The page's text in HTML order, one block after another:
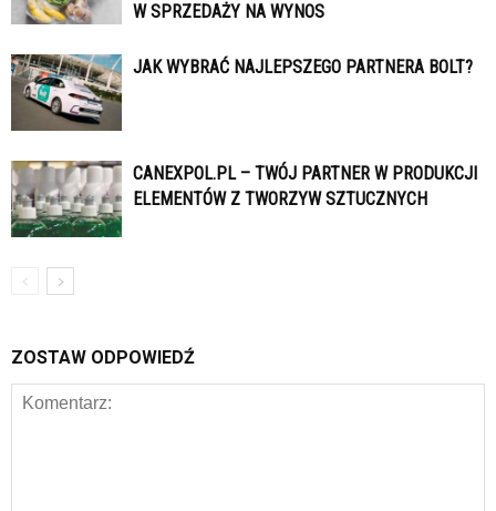
W SPRZEDAŻY NA WYNOS
JAK WYBRAĆ NAJLEPSZEGO PARTNERA BOLT?
CANEXPOL.PL – TWÓJ PARTNER W PRODUKCJI
ELEMENTÓW Z TWORZYW SZTUCZNYCH
ZOSTAW ODPOWIEDŹ